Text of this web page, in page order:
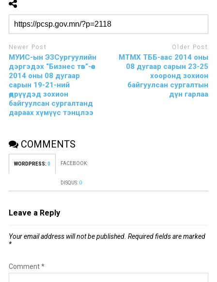
Newer Post
МУИС-ын ЭЗСургуулийн
дэргэдэх “Бизнес төв”-өөс
2014 оны 08 дугаар
сарын 19-21-ний
өдрүүдэд зохион
байгуулсан сургалтанд
дараах хүмүүс тэнцлээ
Older Post
МТМХ ТББ-аас 2014 оны
08 дугаар сарын 23-25
хооронд зохион
байгуулсан сургалтын
дүн гарлаа
COMMENTS
WORDPRESS: 0 FACEBOOK:
DISQUS: 0
Leave a Reply
Your email address will not be published. Required fields are marked
*
Comment*